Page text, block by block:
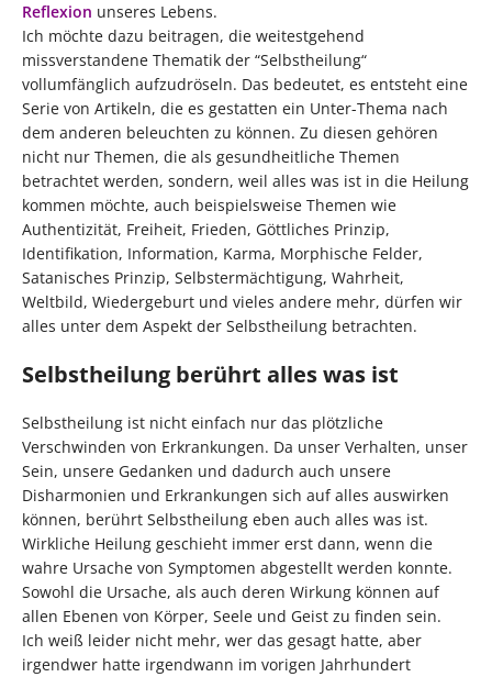
Reflexion unseres Lebens.
Ich möchte dazu beitragen, die weitestgehend
missverstandene Thematik der “Selbstheilung“
vollumfänglich aufzudröseln. Das bedeutet, es entsteht eine
Serie von Artikeln, die es gestatten ein Unter-Thema nach
dem anderen beleuchten zu können. Zu diesen gehören
nicht nur Themen, die als gesundheitliche Themen
betrachtet werden, sondern, weil alles was ist in die Heilung
kommen möchte, auch beispielsweise Themen wie
Authentizität, Freiheit, Frieden, Göttliches Prinzip,
Identifikation, Information, Karma, Morphische Felder,
Satanisches Prinzip, Selbstermächtigung, Wahrheit,
Weltbild, Wiedergeburt und vieles andere mehr, dürfen wir
alles unter dem Aspekt der Selbstheilung betrachten.
Selbstheilung berührt alles was ist
Selbstheilung ist nicht einfach nur das plötzliche
Verschwinden von Erkrankungen. Da unser Verhalten, unser
Sein, unsere Gedanken und dadurch auch unsere
Disharmonien und Erkrankungen sich auf alles auswirken
können, berührt Selbstheilung eben auch alles was ist.
Wirkliche Heilung geschieht immer erst dann, wenn die
wahre Ursache von Symptomen abgestellt werden konnte.
Sowohl die Ursache, als auch deren Wirkung können auf
allen Ebenen von Körper, Seele und Geist zu finden sein.
Ich weiß leider nicht mehr, wer das gesagt hatte, aber
irgendwer hatte irgendwann im vorigen Jahrhundert